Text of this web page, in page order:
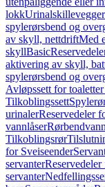
lokkUrinalskillevegger
spylerørsbend og
av skyll, nettdriftMed
skyllBasic
aktivering av skyll,
spylerørsbend og
Avløpssett for
Tilkoblingssett
urinalerReservedeler
vannlåser
Tilkoblingsrør
for Sveiseender
servanter
servanter